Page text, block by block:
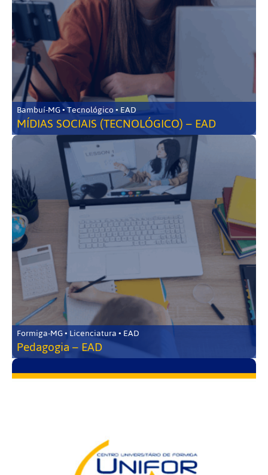
Bambuí-MG • Tecnológico • EAD
MÍDIAS SOCIAIS (TECNOLÓGICO) – EAD
Formiga-MG • Licenciatura • EAD
Pedagogia – EAD